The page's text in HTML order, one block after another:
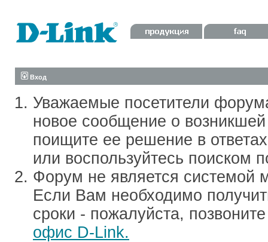
Вход
Уважаемые посетители
новое сообщение о
поищите ее решение в
или воспользуйтесь поиском
Форум не является системой
Если Вам необходимо
сроки - пожалуйста,
офис D-Link.